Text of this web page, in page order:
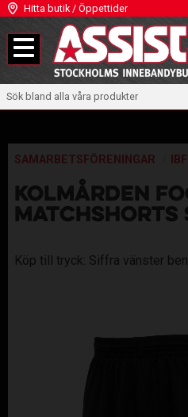
Meny
Hitta butik / Öppettider
SAMARBETSFÖRENINGAR
KOLMÅRDEN
MATCHSHORTS
Köp till tryck: Siffra vänster